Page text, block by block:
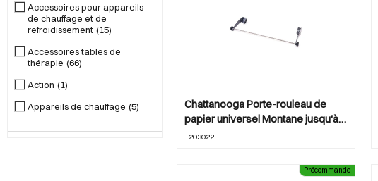
Garnitures pour le froid et la
chaleur 7
Stockage 25
Tables de thérapie et de
massage
Tables de traction 3
Accessoires pour appareils
de chauffage et de
refroidissement 15
Accessoires tables de
thérapie 66
Action 1
Appareils de chauffage 5
Chattanooga Porte-rouleau de
papier universel Montane jusqu'à
60 cm
1203022
Précommande